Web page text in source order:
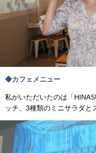
◆カフェメニュー
私がいただいたのは「
ッチ、3種類のミニサラダと